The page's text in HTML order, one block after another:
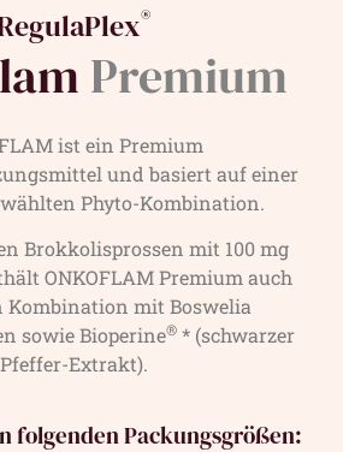
®
Premium
ist ein Premium
und basiert auf einer
Phyto-Kombination.
Brokkolisprossen mit 100 mg
ONKOFLAM Premium auch
Kombination mit Boswelia
sowie Bioperine®* (schwarzer
Pfeffer-Extrakt).
folgenden Packungsgrößen: